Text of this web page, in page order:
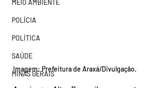
MEIO AMBIENTE
POLÍCIA
POLÍTICA
SAÚDE
MINAS GERAIS
Imagem: Prefeitura de Araxá/Divulgação.